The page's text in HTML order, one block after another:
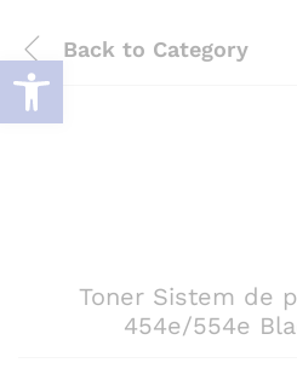
Back to Category
Toner Sistem de
454e/554e
Deschide bara de unelte